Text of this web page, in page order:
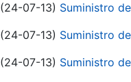
(24-07-13) Suministro
(24-07-13) Suministro
(24-07-13) Suministro